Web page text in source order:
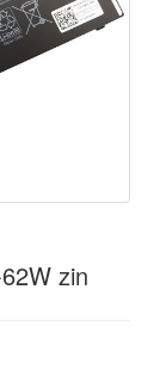
zin